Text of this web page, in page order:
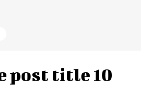
post title 10